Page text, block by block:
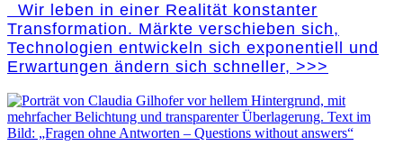
Wir leben in einer Realität konstanter
Transformation. Märkte verschieben sich,
Technologien entwickeln sich exponentiell und
Erwartungen ändern sich schneller, >>>